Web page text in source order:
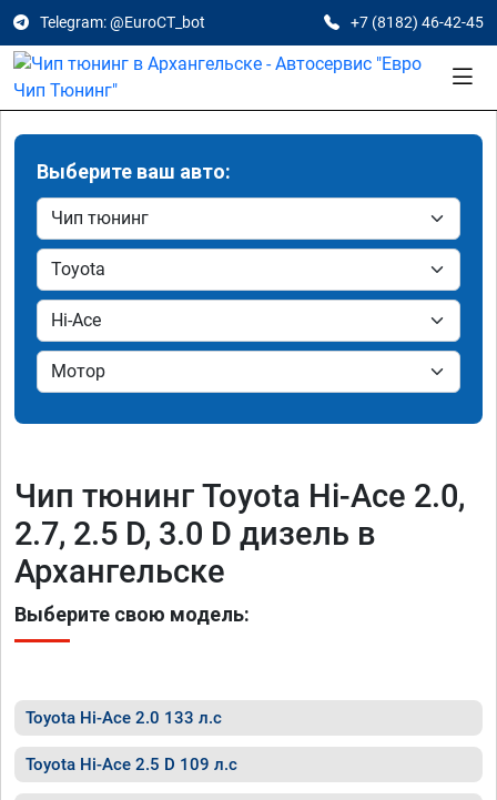
Telegram: @EuroCT_bot +7 (8182) 46-42-45
Выберите ваш авто:
Чип тюнинг Toyota Hi-Ace 2.0,
2.7, 2.5 D, 3.0 D дизель в
Архангельске
Выберите свою модель:
Toyota Hi-Ace 2.0 133 л.с
Toyota Hi-Ace 2.5 D 109 л.с